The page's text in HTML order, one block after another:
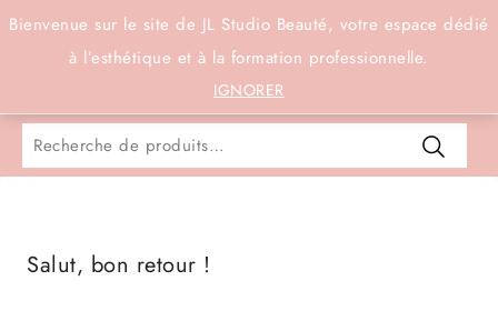
Bienvenue sur le site de JL Studio Beauté, votre espace dédié
à l’esthétique et à la formation professionnelle.
IGNORER
Connexion
Salut, bon retour !